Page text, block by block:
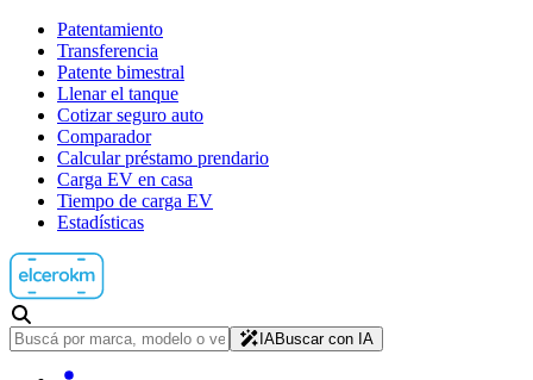
Patentamiento
Transferencia
Patente bimestral
Llenar el tanque
Cotizar seguro auto
Comparador
Calcular préstamo prendario
Carga EV en casa
Tiempo de carga EV
Estadísticas
IABuscar con IA